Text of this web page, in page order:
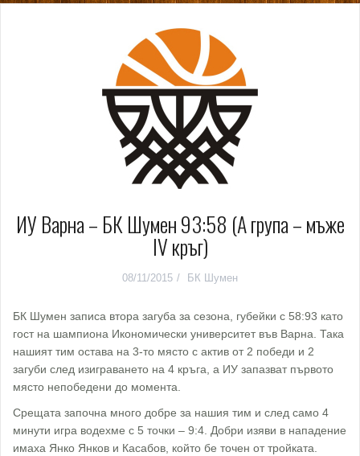
ИУ Варна – БК Шумен 93:58 (А група – мъже
IV кръг)
08/11/2015 БК Шумен
БК Шумен записа втора загуба за сезона, губейки с 58:93 като
гост на шампиона Икономически университет във Варна. Така
нашият тим остава на 3-то място с актив от 2 победи и 2
загуби след изиграването на 4 кръга, а ИУ запазват първото
място непобедени до момента.
Срещата започна много добре за нашия тим и след само 4
минути игра водехме с 5 точки – 9:4. Добри изяви в нападение
имаха Янко Янков и Касабов, който бе точен от тройката.